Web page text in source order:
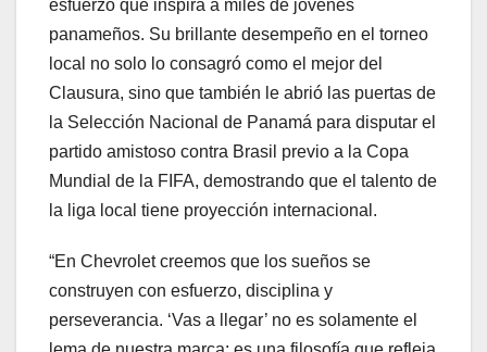
esfuerzo que inspira a miles de jóvenes
panameños. Su brillante desempeño en el torneo
local no solo lo consagró como el mejor del
Clausura, sino que también le abrió las puertas de
la Selección Nacional de Panamá para disputar el
partido amistoso contra Brasil previo a la Copa
Mundial de la FIFA, demostrando que el talento de
la liga local tiene proyección internacional.
“En Chevrolet creemos que los sueños se
construyen con esfuerzo, disciplina y
perseverancia. ‘Vas a llegar’ no es solamente el